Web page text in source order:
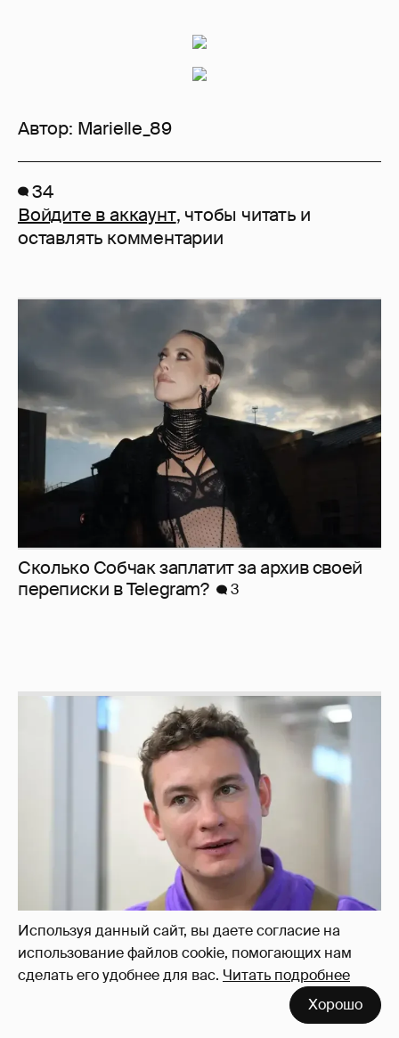
Используя данный сайт, вы даете согласие на
использование файлов cookie, помогающих нам
сделать его удобнее для вас. Читать подробнее
Хорошо
Автор: Marielle_89
34
Войдите в аккаунт, чтобы читать и
оставлять комментарии
Сколько Собчак заплатит за архив своей
перeписки в Telegram?
3